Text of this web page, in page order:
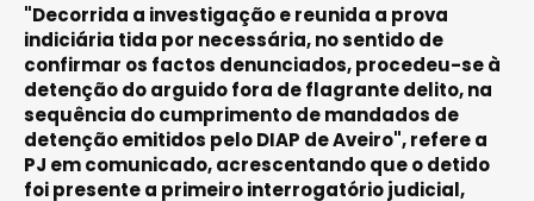
"Decorrida a investigação e reunida a prova
indiciária tida por necessária, no sentido de
confirmar os factos denunciados, procedeu-se à
detenção do arguido fora de flagrante delito, na
sequência do cumprimento de mandados de
detenção emitidos pelo DIAP de Aveiro", refere a
PJ em comunicado, acrescentando que o detido
foi presente a primeiro interrogatório judicial,